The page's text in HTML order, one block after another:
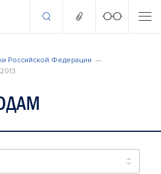
Российской Федерации
2013